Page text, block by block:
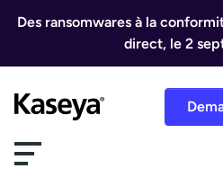
Des ransomwares à la
direct, le 2